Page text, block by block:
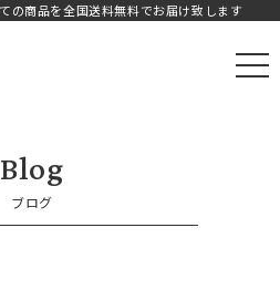
の商品を全国送料無料でお届け致します
オフィシャルストア
Blog
ブログ